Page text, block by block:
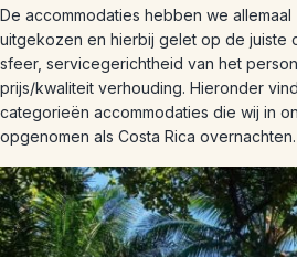
De accommodaties hebben we
uitgekozen en hierbij gelet op de juiste
sfeer, servicegerichtheid van het
prijs/kwaliteit verhouding. Hieronder
categorieën accommodaties die wij in
opgenomen als Costa Rica overnachten.